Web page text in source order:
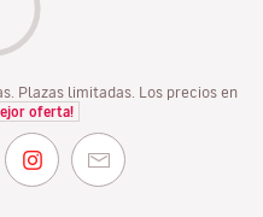
Plazas limitadas. Los precios en
oferta!